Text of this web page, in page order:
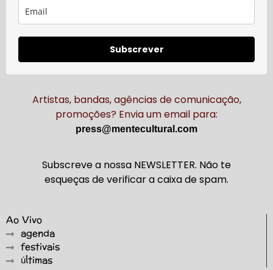
Subscrever
Artistas, bandas, agências de comunicação,
promoções? Envia um email para:
press@mentecultural.com
Subscreve a nossa NEWSLETTER. Não te
esqueças de verificar a caixa de spam.
Ao Vivo
agenda
festivais
últimas